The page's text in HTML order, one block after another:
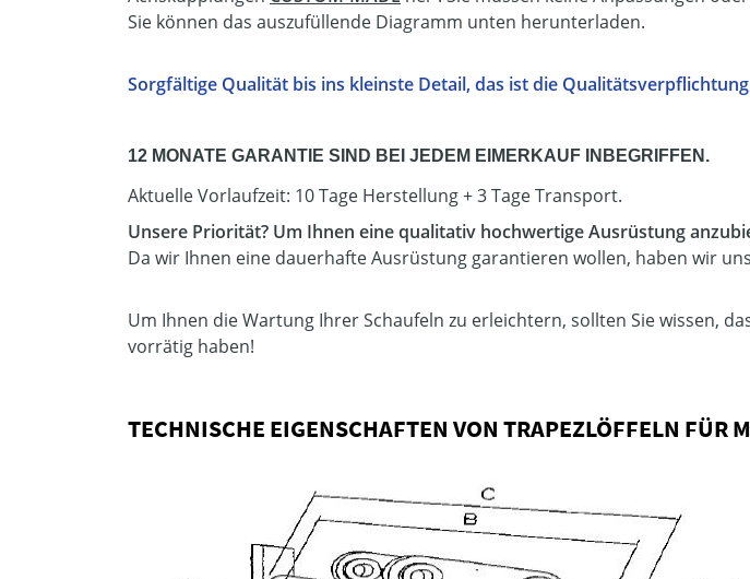
Sie können das auszufüllende Diagramm unten herunterladen.
Sorgfältige Qualität bis ins kleinste Detail, das ist die
12 MONATE GARANTIE SIND BEI JEDEM EIMERKAUF INBEGRIFFEN.
Aktuelle Vorlaufzeit: 10 Tage Herstellung + 3 Tage Transport.
Unsere Priorität? Um Ihnen eine qualitativ hochwertige Ausrüstung
Da wir Ihnen eine dauerhafte Ausrüstung garantieren wollen, haben wir
Um Ihnen die Wartung Ihrer Schaufeln zu erleichtern, sollten Sie wissen,
vorrätig haben!
TECHNISCHE EIGENSCHAFTEN VON TRAPEZLÖFFELN FÜR